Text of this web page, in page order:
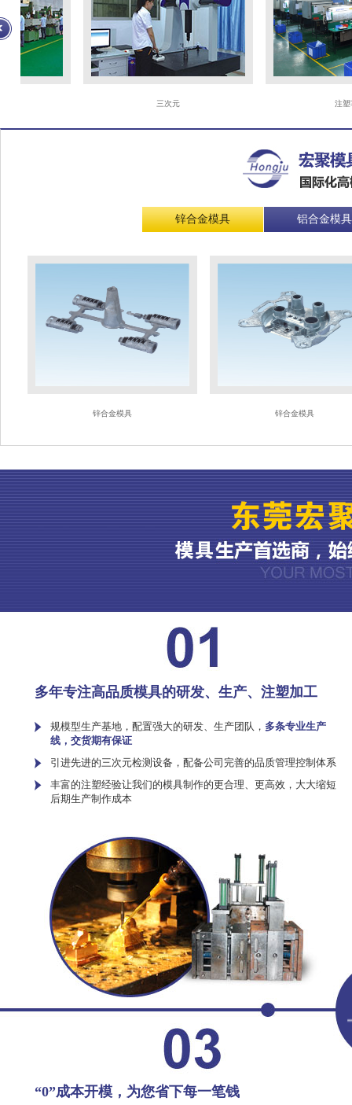
注塑车间
锌合金模具 铝合金模具
锌合金模具 锌合金模具
多年专注高品质模具的研发、生产、注塑加工
规模型生产基地，配置强大的研发、生产团队， 多条专业生产
线，交货期有保证
引进先进的三次元检测设备，配备公司完善的品质管理控制体系
丰富的注塑经验让我们的模具制作的更合理、更高效，大大缩短
后期生产制作成本
“0”成本开模，为您省下每一笔钱